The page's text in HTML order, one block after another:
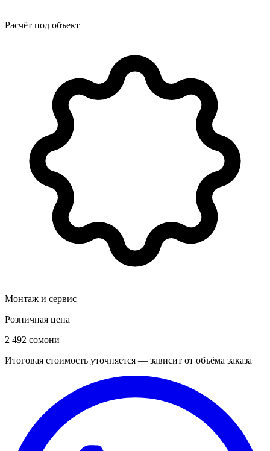
Расчёт под объект
Монтаж и сервис
Розничная цена
2 492 сомони
Итоговая стоимость уточняется — зависит от объёма заказа